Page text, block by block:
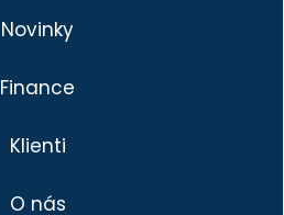
Novinky
Finance
Klienti
O nás